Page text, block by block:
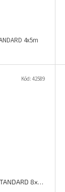
4x5m
Plachta PE nepromokavá STANDARD 8x12m, EXTOL, 11115
Kód: 42589